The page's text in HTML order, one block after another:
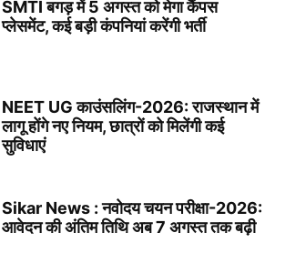
SMTI बगड़ में 5 अगस्त को मेगा कैंपस
प्लेसमेंट, कई बड़ी कंपनियां करेंगी भर्ती
NEET UG काउंसलिंग-2026: राजस्थान में
लागू होंगे नए नियम, छात्रों को मिलेंगी कई
सुविधाएं
Sikar News : नवोदय चयन परीक्षा-2026:
आवेदन की अंतिम तिथि अब 7 अगस्त तक बढ़ी